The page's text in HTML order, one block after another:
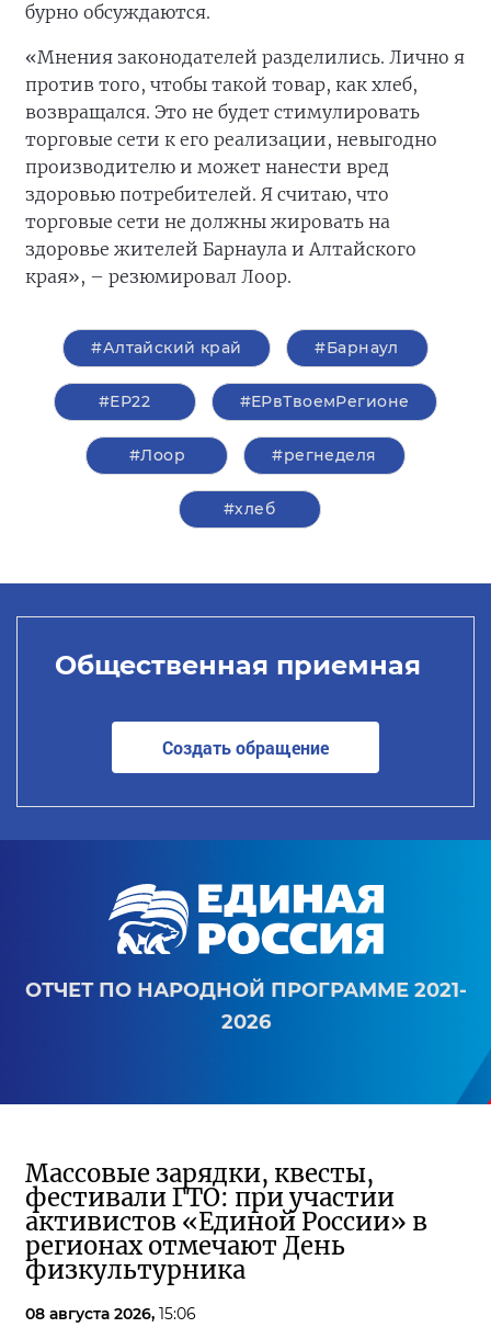
бурно обсуждаются.
«Мнения законодателей разделились. Лично я
против того, чтобы такой товар, как хлеб,
возвращался. Это не будет стимулировать
торговые сети к его реализации, невыгодно
производителю и может нанести вред
здоровью потребителей. Я считаю, что
торговые сети не должны жировать на
здоровье жителей Барнаула и Алтайского
края», – резюмировал Лоор.
#Алтайский край #Барнаул
#ЕР22 #ЕРвТвоемРегионе
#Лоор #регнеделя
#хлеб
Общественная приемная
Создать обращение
ОТЧЕТ ПО НАРОДНОЙ ПРОГРАММЕ 2021-
2026
Массовые зарядки, квесты,
фестивали ГТО: при участии
активистов «Единой России» в
регионах отмечают День
физкультурника
08 августа 2026, 15:06